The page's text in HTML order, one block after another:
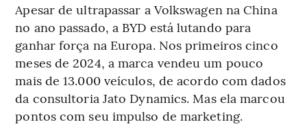
Apesar de ultrapassar a Volkswagen na China
no ano passado, a BYD está lutando para
ganhar força na Europa. Nos primeiros cinco
meses de 2024, a marca vendeu um pouco
mais de 13.000 veículos, de acordo com dados
da consultoria Jato Dynamics. Mas ela marcou
pontos com seu impulso de marketing.